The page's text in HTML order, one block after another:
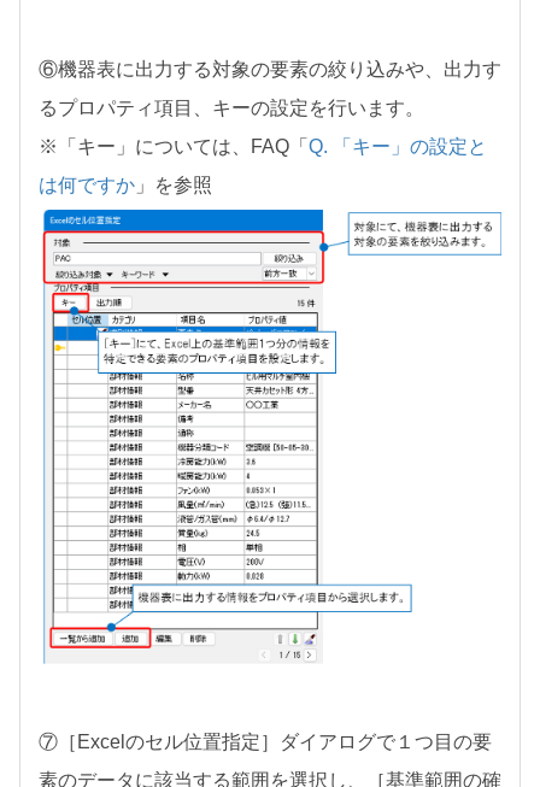
⑥機器表に出力する対象の要素の絞り込みや、出力す
るプロパティ項目、キーの設定を行います。
※「キー」については、FAQ「 Q. 「キー」の設定と
は何ですか 」を参照
⑦［Excelのセル位置指定］ダイアログで１つ目の要
素のデータに該当する範囲を選択し、［基準範囲の確